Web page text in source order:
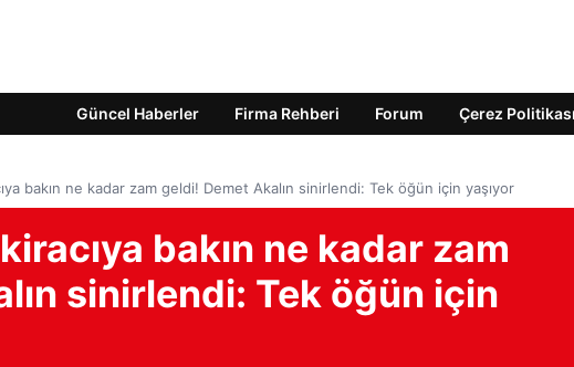
Güncel Haberler Firma Rehberi Forum Çerez Politikası
bakın ne kadar zam geldi! Demet Akalın sinirlendi: Tek öğün için yaşıyor
bakın ne kadar zam
sinirlendi: Tek öğün için